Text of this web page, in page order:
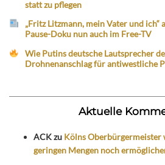
statt zu pflegen
„Fritz Litzmann, mein Vater und ich“
Pause-Doku nun auch im Free-TV
Wie Putins deutsche Lautsprecher
Drohnenanschlag für antiwestliche
Aktuelle
ACKzu Kölns
geringen Mengen noch